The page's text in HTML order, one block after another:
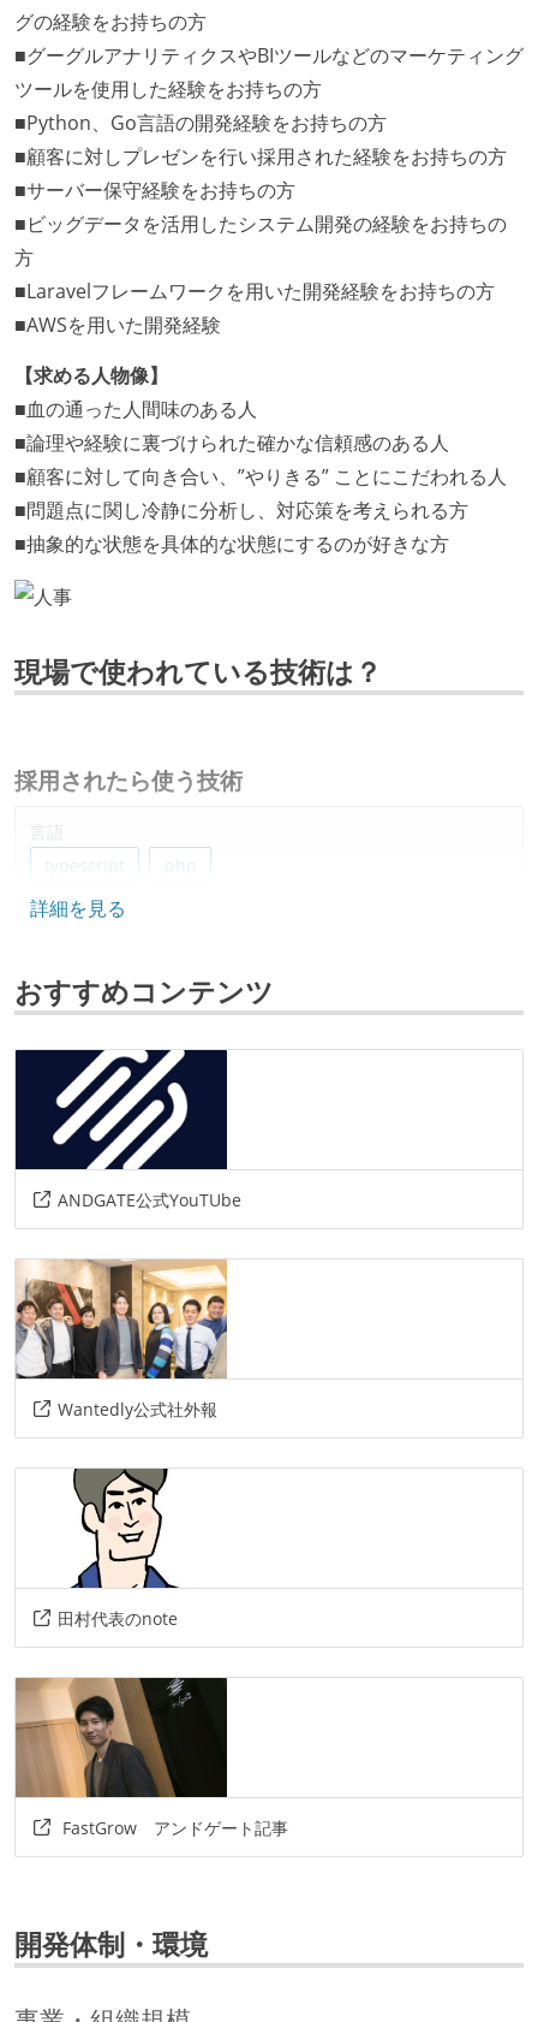
グの経験をお持ちの方
■グーグルアナリティクスやBIツールなどのマーケティング
ツールを使用した経験をお持ちの方
■Python、Go言語の開発経験をお持ちの方
■顧客に対しプレゼンを行い採用された経験をお持ちの方
■サーバー保守経験をお持ちの方
■ビッグデータを活用したシステム開発の経験をお持ちの
方
■Laravelフレームワークを用いた開発経験をお持ちの方
■AWSを用いた開発経験
【求める人物像】
■血の通った人間味のある人
■論理や経験に裏づけられた確かな信頼感のある人
■顧客に対して向き合い、”やりきる” ことにこだわれる人
■問題点に関し冷静に分析し、対応策を考えられる方
■抽象的な状態を具体的な状態にするのが好きな方
現場で使われている技術は？
採用されたら使う技術
言語
typescript
php
フレームワーク
データベース
mysql
postgresql mongodb
ソースコード管理
git
プロジェクト管理
backlog
情報共有ツール
docbase
notion
その他
aws
gcp
詳細を見る
おすすめコンテンツ
ANDGATE公式YouTUbe
Wantedly公式社外報
田村代表のnote
FastGrow アンドゲート記事
開発体制・環境